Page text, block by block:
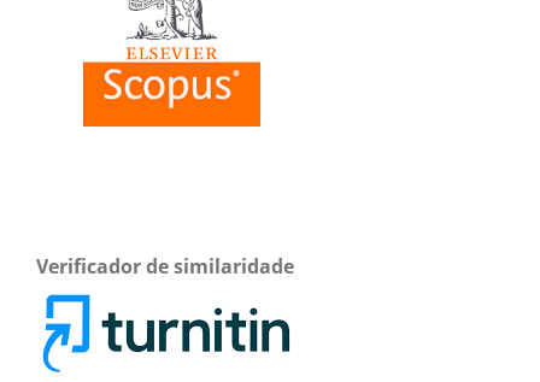
Verificador de similaridade